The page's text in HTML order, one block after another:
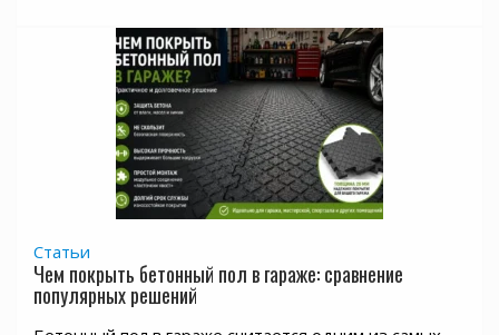
Статьи
Чем покрыть бетонный пол в гараже: сравнение
популярных решений